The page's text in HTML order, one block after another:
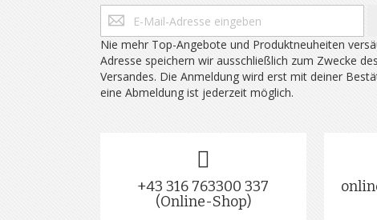
Nie mehr Top-Angebote und Produktneuheiten
Adresse speichern wir ausschließlich zum Zwecke
Versandes. Die Anmeldung wird erst mit deiner
eine Abmeldung ist jederzeit möglich.
+43 316 763300 337
(Online-Shop)